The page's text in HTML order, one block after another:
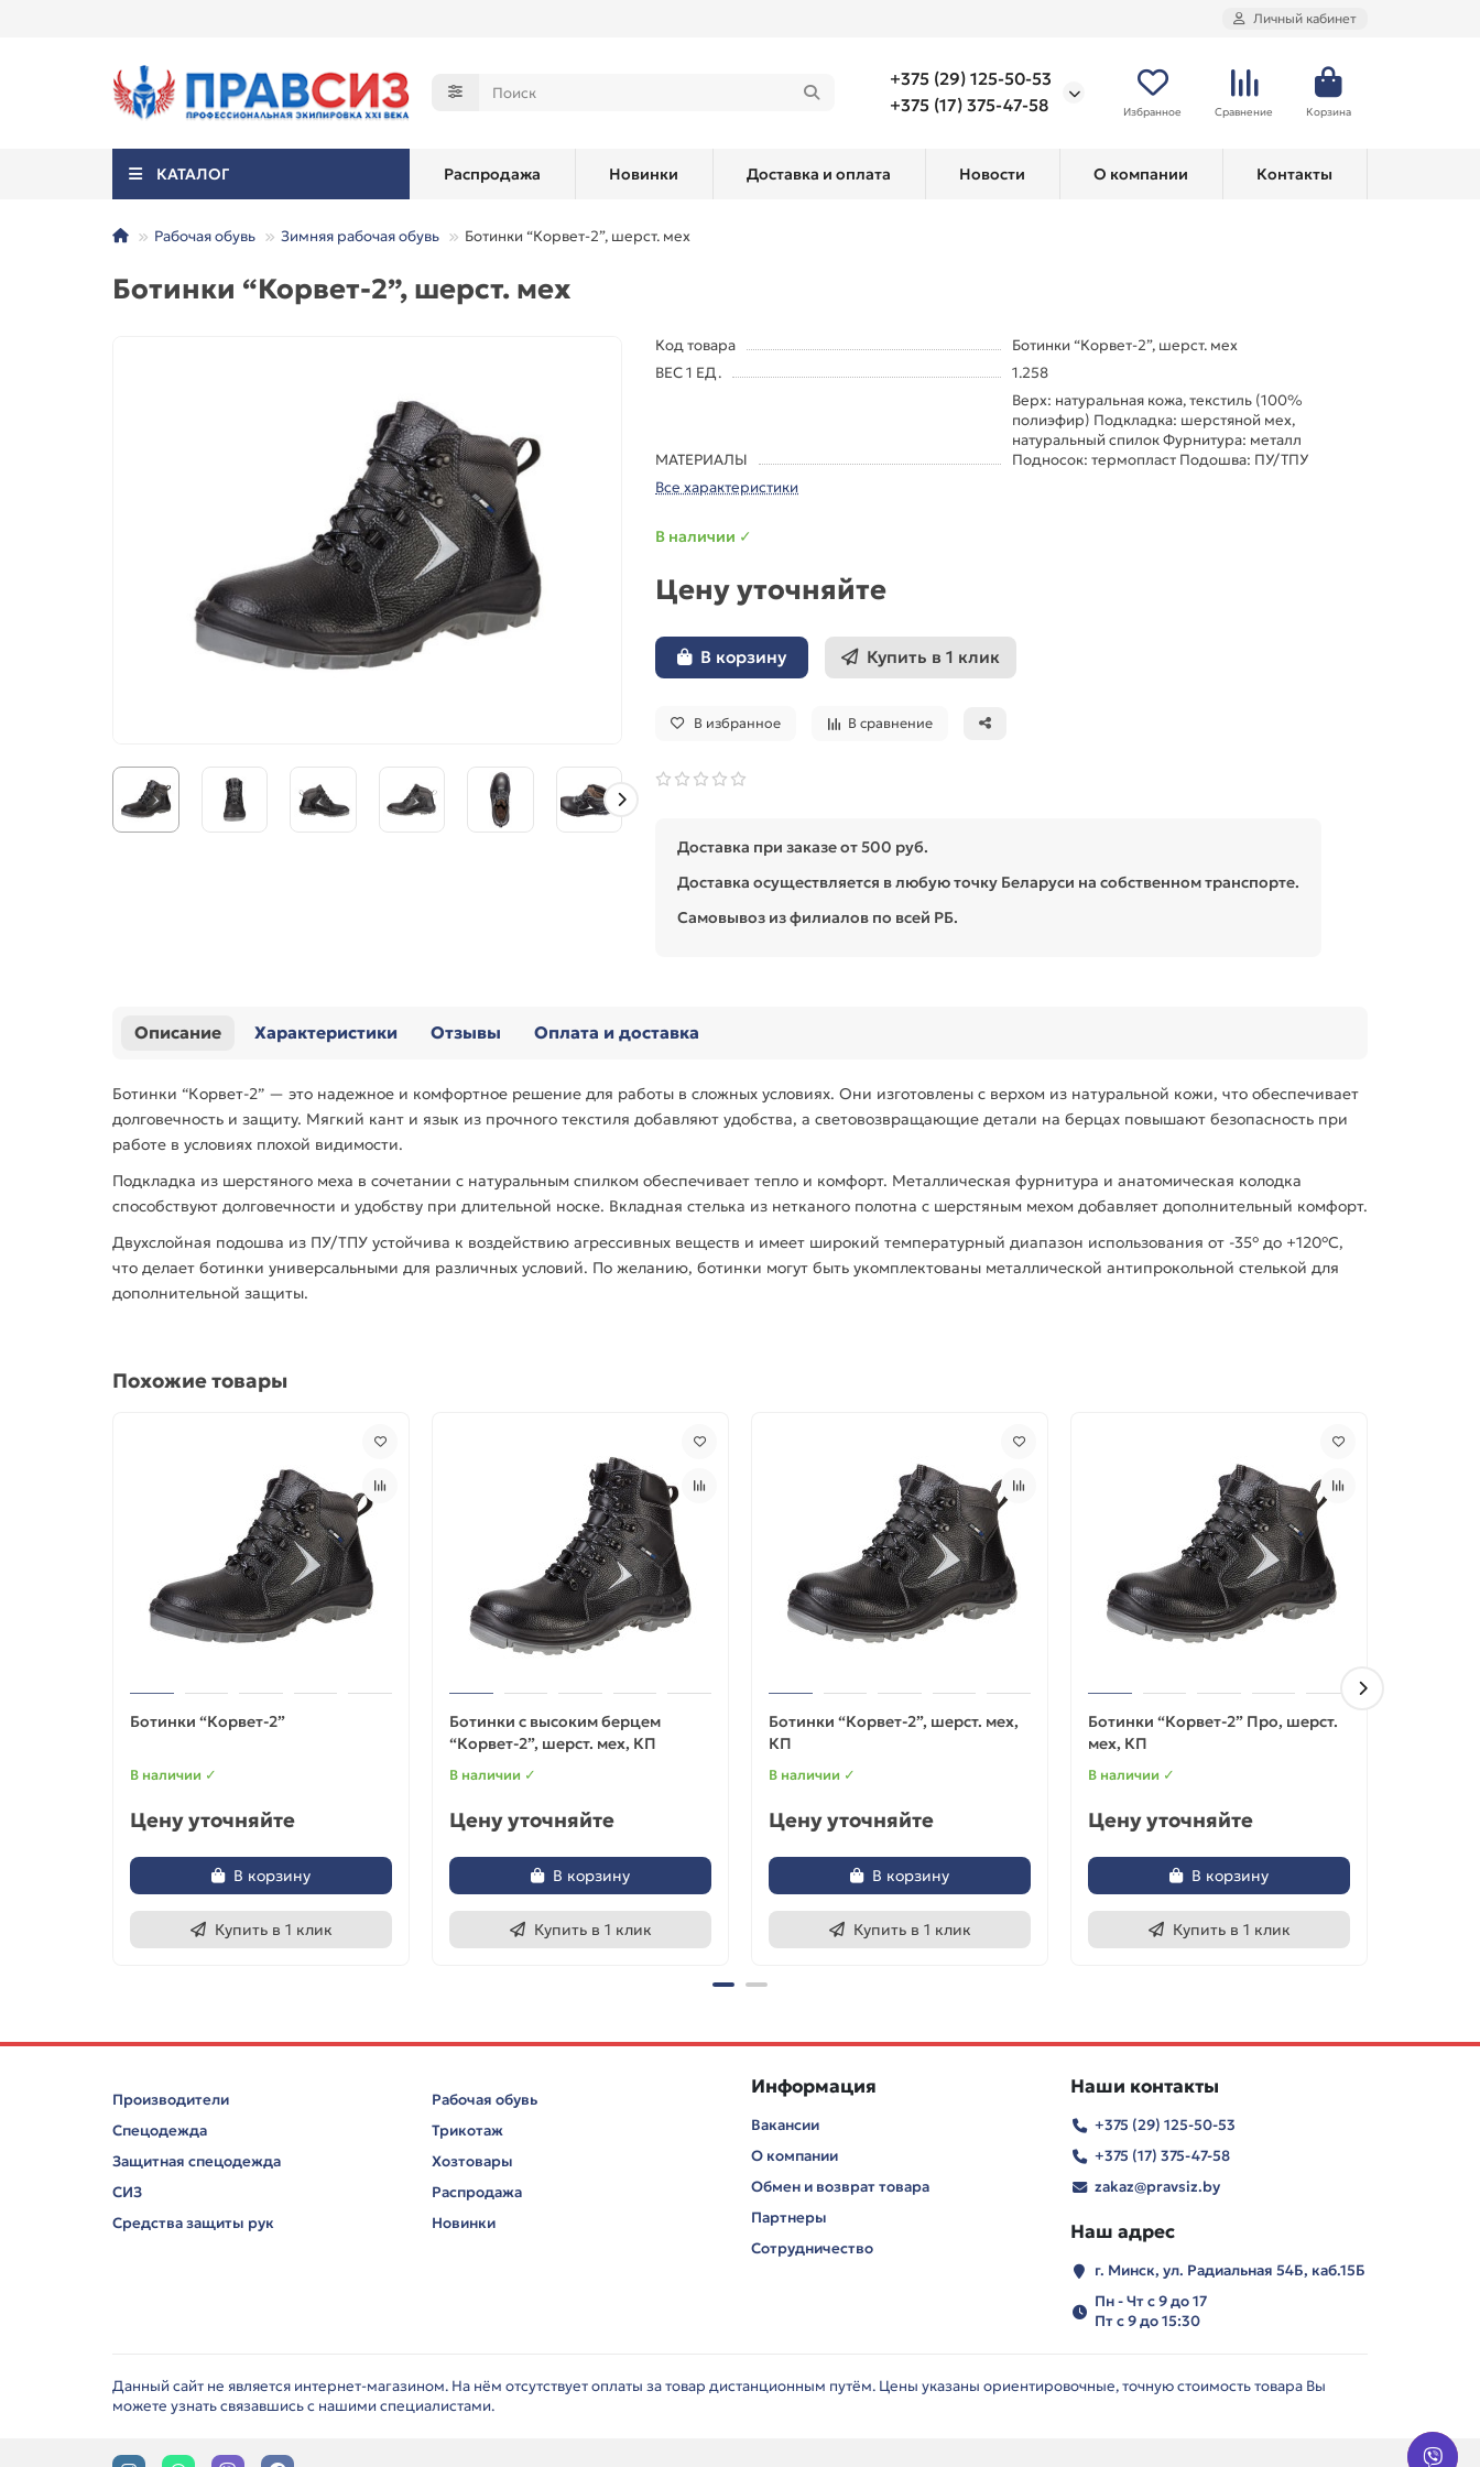
Личный кабинет
+375 (29) 125-50-53
+375 (17) 375-47-58
Избранное Сравнение Корзина
КАТАЛОГ Распродажа Новинки Доставка и оплата Новости О компании Контакты
Рабочая обувь Зимняя рабочая обувь Ботинки “Корвет-2”, шерст. мех
Ботинки “Корвет-2”, шерст. мех
Код товара
Ботинки “Корвет-2”, шерст. мех
ВЕС 1 ЕД.
1.258
МАТЕРИАЛЫ
Верх: натуральная кожа, текстиль (100%
полиэфир) Подкладка: шерстяной мех,
натуральный спилок Фурнитура: металл
Подносок: термопласт Подошва: ПУ/ТПУ
Все характеристики
В наличии ✓
Цену уточняйте
В корзину Купить в 1 клик
В избранное В сравнение
Доставка при заказе от 500 руб.
Доставка осуществляется в любую точку Беларуси на собственном транспорте.
Самовывоз из филиалов по всей РБ.
Описание Характеристики Отзывы Оплата и доставка
Ботинки “Корвет-2” — это надежное и комфортное решение для работы в сложных условиях. Они изготовлены с верхом из натуральной кожи, что обеспечивает
долговечность и защиту. Мягкий кант и язык из прочного текстиля добавляют удобства, а световозвращающие детали на берцах повышают безопасность при
работе в условиях плохой видимости.
Подкладка из шерстяного меха в сочетании с натуральным спилком обеспечивает тепло и комфорт. Металлическая фурнитура и анатомическая колодка
способствуют долговечности и удобству при длительной носке. Вкладная стелька из нетканого полотна с шерстяным мехом добавляет дополнительный комфорт.
Двухслойная подошва из ПУ/ТПУ устойчива к воздействию агрессивных веществ и имеет широкий температурный диапазон использования от -35° до +120°С,
что делает ботинки универсальными для различных условий. По желанию, ботинки могут быть укомплектованы металлической антипрокольной стелькой для
дополнительной защиты.
Похожие товары
Ботинки “Корвет-2”
В наличии ✓
Цену уточняйте
В корзину
Купить в 1 клик
Ботинки с высоким берцем
“Корвет-2”, шерст. мех, КП
В наличии ✓
Цену уточняйте
В корзину
Купить в 1 клик
Ботинки “Корвет-2”, шерст. мех,
КП
В наличии ✓
Цену уточняйте
В корзину
Купить в 1 клик
Ботинки “Корвет-2” Про, шерст.
мех, КП
В наличии ✓
Цену уточняйте
В корзину
Купить в 1 клик
Производители
Спецодежда
Защитная спецодежда
СИЗ
Средства защиты рук
Рабочая обувь
Трикотаж
Хозтовары
Распродажа
Новинки
Информация
Вакансии
О компании
Обмен и возврат товара
Партнеры
Сотрудничество
Наши контакты
+375 (29) 125-50-53
+375 (17) 375-47-58
zakaz@pravsiz.by
Наш адрес
г. Минск, ул. Радиальная 54Б, каб.15Б
Пн - Чт с 9 до 17
Пт с 9 до 15:30
Данный сайт не является интернет-магазином. На нём отсутствует оплаты за товар дистанционным путём. Цены указаны ориентировочные, точную стоимость товара Вы
можете узнать связавшись с нашими специалистами.